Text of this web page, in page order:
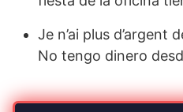
Je n’ai plus d’argent
No tengo dinero